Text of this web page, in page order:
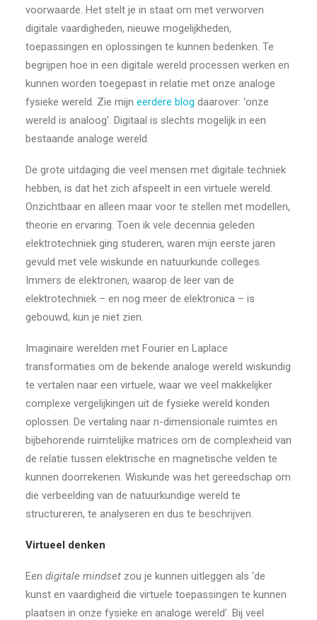
voorwaarde. Het stelt je in staat om met verworven
digitale vaardigheden, nieuwe mogelijkheden,
toepassingen en oplossingen te kunnen bedenken. Te
begrijpen hoe in een digitale wereld processen werken en
kunnen worden toegepast in relatie met onze analoge
fysieke wereld. Zie mijn eerdere blog daarover: ‘onze
wereld is analoog’. Digitaal is slechts mogelijk in een
bestaande analoge wereld.
De grote uitdaging die veel mensen met digitale techniek
hebben, is dat het zich afspeelt in een virtuele wereld.
Onzichtbaar en alleen maar voor te stellen met modellen,
theorie en ervaring. Toen ik vele decennia geleden
elektrotechniek ging studeren, waren mijn eerste jaren
gevuld met vele wiskunde en natuurkunde colleges.
Immers de elektronen, waarop de leer van de
elektrotechniek – en nog meer de elektronica – is
gebouwd, kun je niet zien.
Imaginaire werelden met Fourier en Laplace
transformaties om de bekende analoge wereld wiskundig
te vertalen naar een virtuele, waar we veel makkelijker
complexe vergelijkingen uit de fysieke wereld konden
oplossen. De vertaling naar n-dimensionale ruimtes en
bijbehorende ruimtelijke matrices om de complexheid van
de relatie tussen elektrische en magnetische velden te
kunnen doorrekenen. Wiskunde was het gereedschap om
die verbeelding van de natuurkundige wereld te
structureren, te analyseren en dus te beschrijven.
Virtueel denken
Een digitale mindset zou je kunnen uitleggen als ‘de
kunst en vaardigheid die virtuele toepassingen te kunnen
plaatsen in onze fysieke en analoge wereld’. Bij veel